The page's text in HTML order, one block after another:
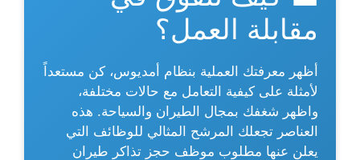
مقابلة العمل؟
أظهر معرفتك العملية بنظام أمديوس، كن مستعداً
لأمثلة على كيفية التعامل مع حالات مختلفة،
واظهر شغفك بمجال الطيران والسياحة. هذه
العناصر تجعلك المرشح المثالي للوظائف التي
يعلن عنها مطلوب موظف حجز تذاكر طيران